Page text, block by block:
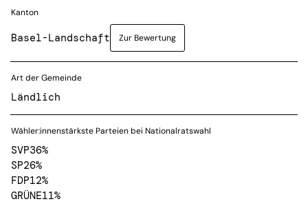
Kanton
Basel-Landschaft Zur Bewertung
Art der Gemeinde
Ländlich
Wähler:innenstärkste Parteien bei Nationalratswahl
SVP36%
SP26%
FDP12%
GRÜNE11%